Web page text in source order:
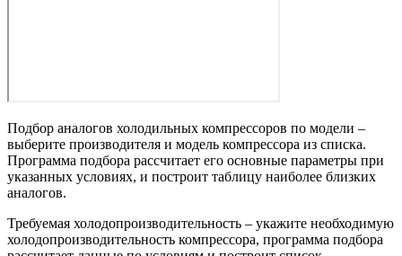
Подбор аналогов холодильных компрессоров по модели –
выберите производителя и модель компрессора из списка.
Программа подбора рассчитает его основные параметры при
указанных условиях, и построит таблицу наиболее близких
аналогов.
Требуемая холодопроизводительность – укажите необходимую
холодопроизводительность компрессора, программа подбора